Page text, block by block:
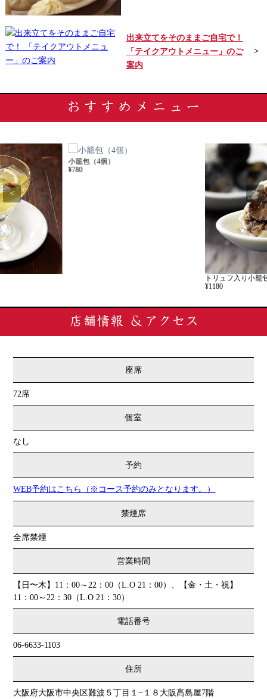
出来立てをそのままご自宅で！
「テイクアウトメニュー」のご
案内
小籠包（4個）
¥780
トリュフ入り小籠
¥1180
< >
座席
72席
個室
なし
予約
WEB予約はこちら（※コース予約のみとなります。）
禁煙席
全席禁煙
営業時間
【日〜木】11：00～22：00（L.O 21：00）、【金・土・祝】
11：00～22：30（L.O 21：30）
電話番号
06-6633-1103
住所
大阪府大阪市中央区難波５丁目１−１８大阪髙島屋7階